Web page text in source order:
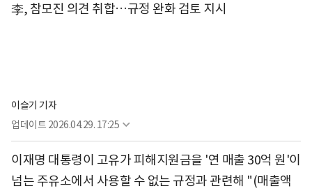
李, 참모진 의견 취합…규정 완화 검토 지시
이슬기 기자
업데이트 2026.04.29. 17:25
이재명 대통령이 고유가 피해지원금을 '연 매출 30억 원'이
넘는 주유소에서 사용할 수 없는 규정과 관련해 "(매출액